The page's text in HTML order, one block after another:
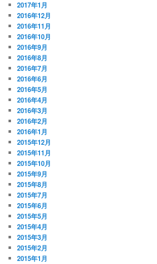
2017年1月
2016年12月
2016年11月
2016年10月
2016年9月
2016年8月
2016年7月
2016年6月
2016年5月
2016年4月
2016年3月
2016年2月
2016年1月
2015年12月
2015年11月
2015年10月
2015年9月
2015年8月
2015年7月
2015年6月
2015年5月
2015年4月
2015年3月
2015年2月
2015年1月